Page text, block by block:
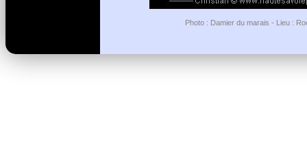
Photo : Damier du marais - Lieu :